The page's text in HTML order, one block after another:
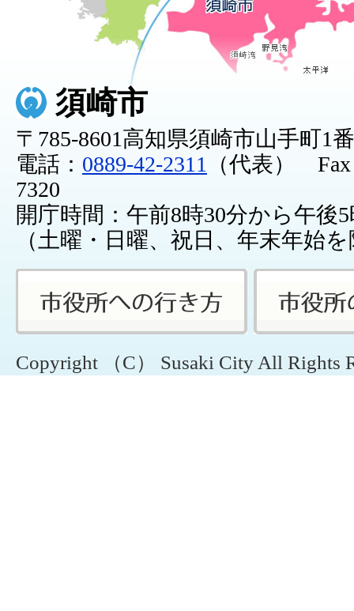
須崎市
〒785-8601高知県須崎市山手町1
電話： 0889-42-2311
（代表） Fax
7320
開庁時間：午前8時30分から午後
（土曜・日曜、祝日、年末年始
Copyright （C） Susaki City All Rights